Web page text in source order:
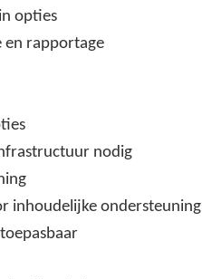
opties
en rapportage
nodig
inhoudelijke ondersteuning